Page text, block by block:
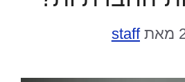
מאתstaff